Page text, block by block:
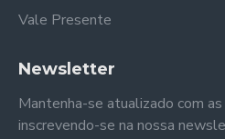
Vale Presente
Newsletter
Mantenha-se atualizado com
inscrevendo-se na nossa